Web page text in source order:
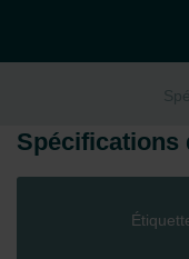
Spécifications